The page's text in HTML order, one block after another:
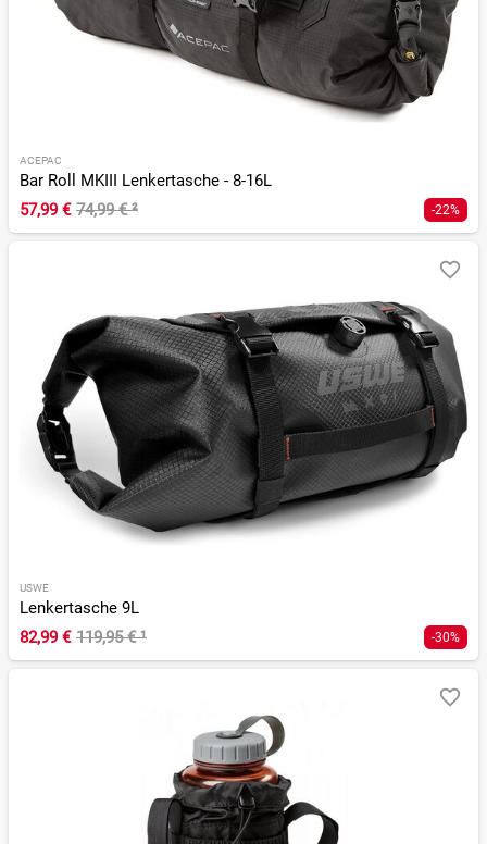
ACEPAC
Bar Roll MKIII Lenkertasche - 8-16L
57,99 € 74,99 €² -22%
USWE
Lenkertasche 9L
82,99 € 119,95 €¹ -30%